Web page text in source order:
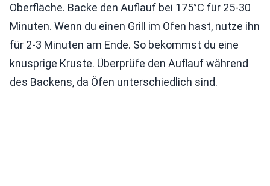
Oberfläche. Backe den Auflauf bei 175°C für 25-30
Minuten. Wenn du einen Grill im Ofen hast, nutze ihn
für 2-3 Minuten am Ende. So bekommst du eine
knusprige Kruste. Überprüfe den Auflauf während
des Backens, da Öfen unterschiedlich sind.